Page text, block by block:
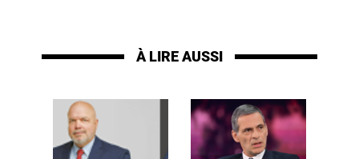
À LIRE AUSSI